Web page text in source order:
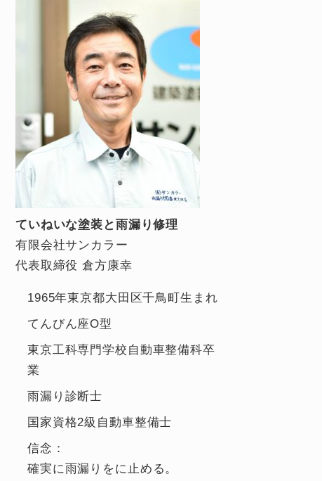
ていねいな塗装と雨漏り修理
有限会社サンカラー
代表取締役 倉方康幸
1965年東京都大田区千鳥町生まれ
てんびん座O型
東京工科専門学校自動車整備科卒
業
雨漏り診断士
国家資格2級自動車整備士
信念：
確実に雨漏りをに止める。